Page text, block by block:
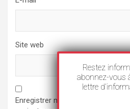
Site web
Enregistrer mon nom, mon e-
Restez
abonnez-vous
lettre